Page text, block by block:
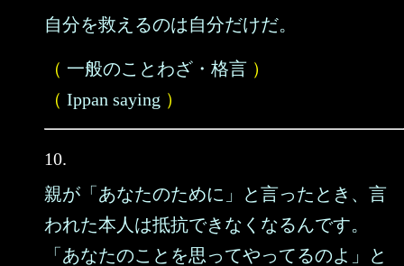
自分を救えるのは自分だけだ。
（ 一般のことわざ・格言 ）
（ Ippan saying ）
10.
親が「あなたのために」と言ったとき、言
われた本人は抵抗できなくなるんです。
「あなたのことを思ってやってるのよ」と